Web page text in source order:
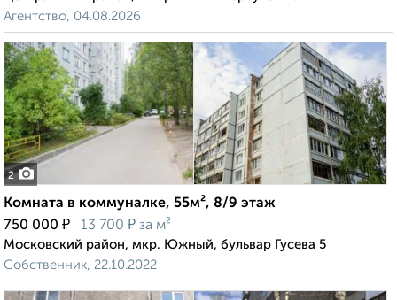
Агентство, 04.08.2026
2
Комната в коммуналке, 55м², 8/9 этаж
750 000 ₽ 13 700 ₽ за м²
Московский район, мкр. Южный, бульвар Гусева 5
Собственник, 22.10.2022